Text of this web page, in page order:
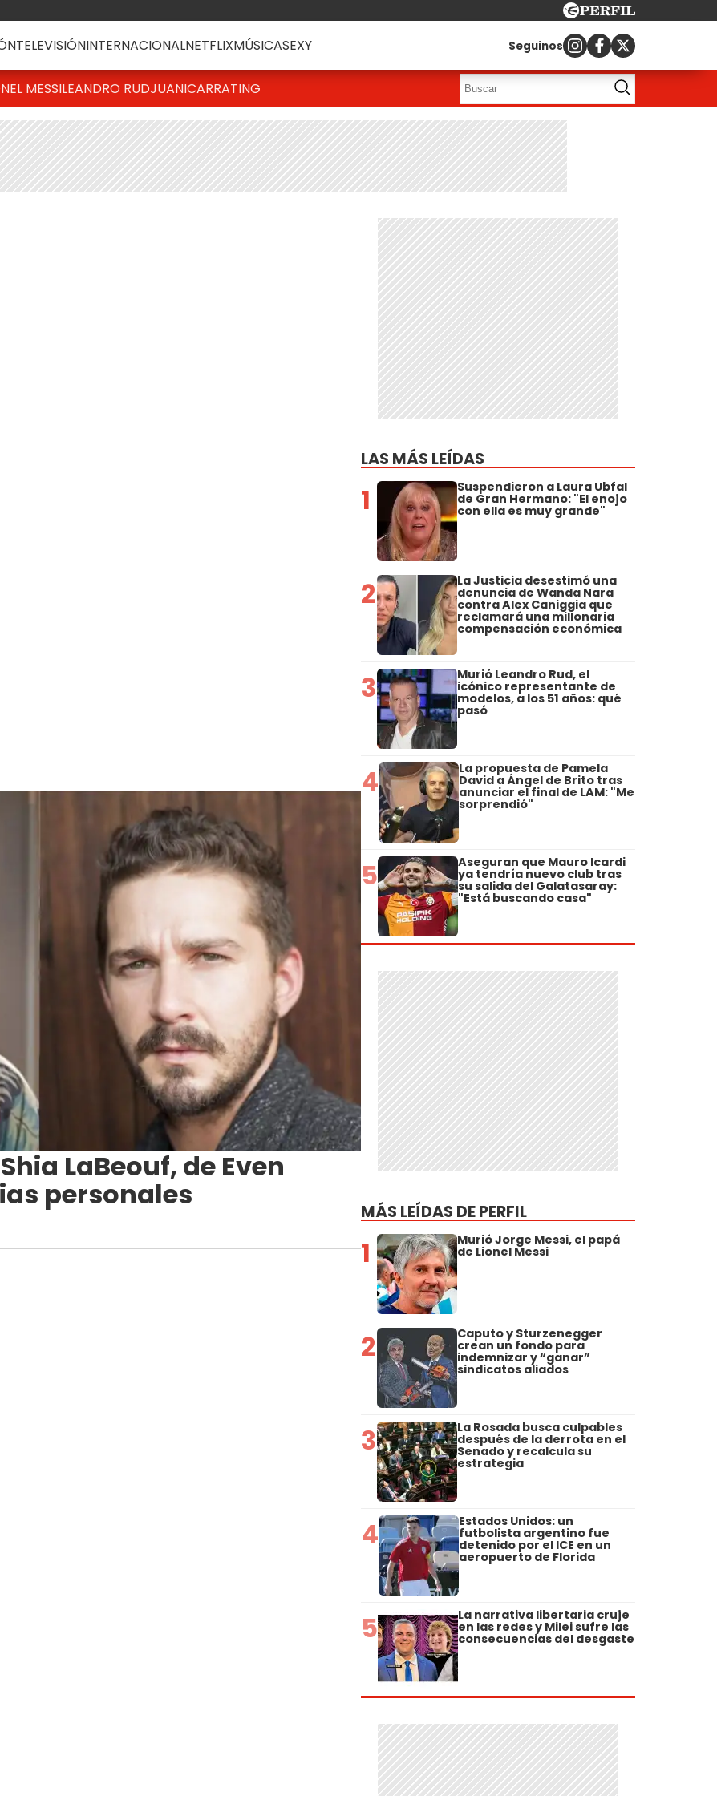
TELEVISIÓNINTERNACIONALNETFLIXMÚSICASEXY Seguinos
MESSILEANDRO RUDJUANICARRATING
LaBeouf, de Even
personales
LAS MÁS LEÍDAS
1 Suspendieron a Laura Ubfal
de Gran Hermano: "El enojo
con ella es muy grande"
2 La Justicia desestimó una
denuncia de Wanda Nara
contra Alex Caniggia que
reclamará una millonaria
compensación económica
3 Murió Leandro Rud, el
icónico representante de
modelos, a los 51 años: qué
pasó
4 La propuesta de Pamela
David a Ángel de Brito tras
anunciar el final de LAM: "Me
sorprendió"
5 Aseguran que Mauro Icardi
ya tendría nuevo club tras
su salida del Galatasaray:
"Está buscando casa"
MÁS LEÍDAS DE PERFIL
1 Murió Jorge Messi, el papá
de Lionel Messi
2 Caputo y Sturzenegger
crean un fondo para
indemnizar y “ganar”
sindicatos aliados
3 La Rosada busca culpables
después de la derrota en el
Senado y recalcula su
estrategia
4 Estados Unidos: un
futbolista argentino fue
detenido por el ICE en un
aeropuerto de Florida
5 La narrativa libertaria cruje
en las redes y Milei sufre las
consecuencias del desgaste